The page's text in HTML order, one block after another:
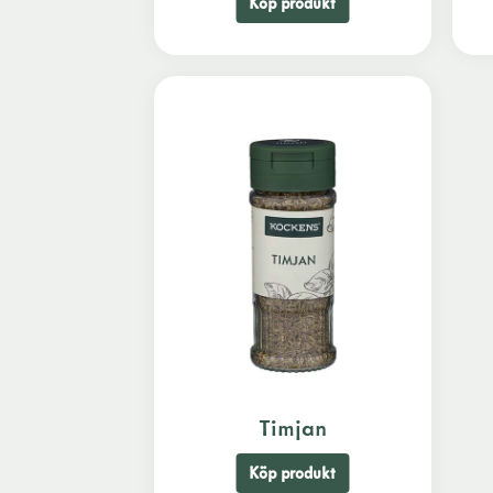
Timjan
Köp produkt